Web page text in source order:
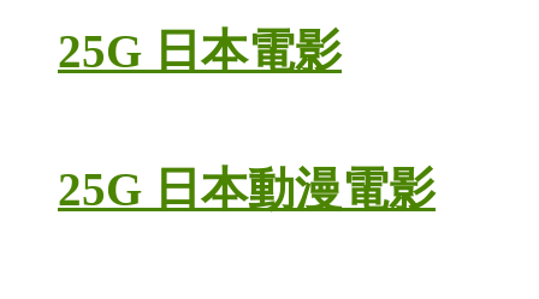
25G 日本電影
25G 日本動漫電影